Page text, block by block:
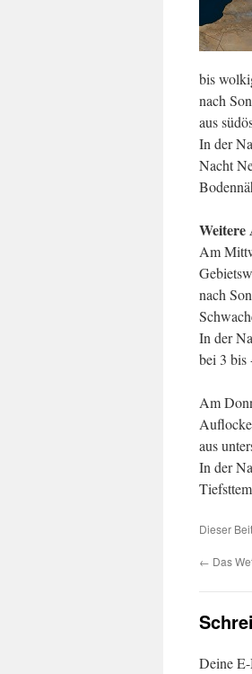
bis
nach
aus
In der
Nacht
Weitere
Am
nach
In der
bei 3 bis
Am
aus
In der
Dieser
← Das
Deine